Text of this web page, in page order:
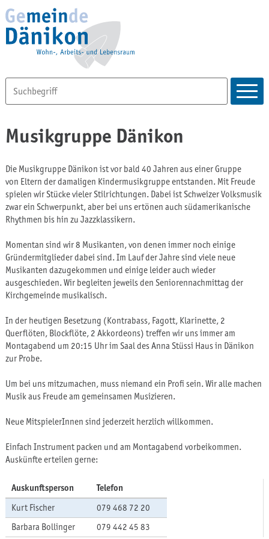
Musikgruppe Dänikon
Die Musikgruppe Dänikon ist vor bald 40 Jahren aus einer Gruppe
von Eltern der damaligen Kindermusikgruppe entstanden. Mit Freude
spielen wir Stücke vieler Stilrichtungen. Dabei ist Schweizer Volksmusik
zwar ein Schwerpunkt, aber bei uns ertönen auch südamerikanische
Rhythmen bis hin zu Jazzklassikern.
Momentan sind wir 8 Musikanten, von denen immer noch einige
Gründermitglieder dabei sind. Im Lauf der Jahre sind viele neue
Musikanten dazugekommen und einige leider auch wieder
ausgeschieden. Wir begleiten jeweils den Seniorennachmittag der
Kirchgemeinde musikalisch.
In der heutigen Besetzung (Kontrabass, Fagott, Klarinette, 2
Querflöten, Blockflöte, 2 Akkordeons) treffen wir uns immer am
Montagabend um 20:15 Uhr im Saal des Anna Stüssi Haus in Dänikon
zur Probe.
Um bei uns mitzumachen, muss niemand ein Profi sein. Wir alle machen
Musik aus Freude am gemeinsamen Musizieren.
Neue MitspielerInnen sind jederzeit herzlich willkommen.
Einfach Instrument packen und am Montagabend vorbeikommen.
Auskünfte erteilen gerne:
Auskunftsperson
Telefon
Kurt Fischer
079 468 72 20
Barbara Bollinger
079 442 45 83